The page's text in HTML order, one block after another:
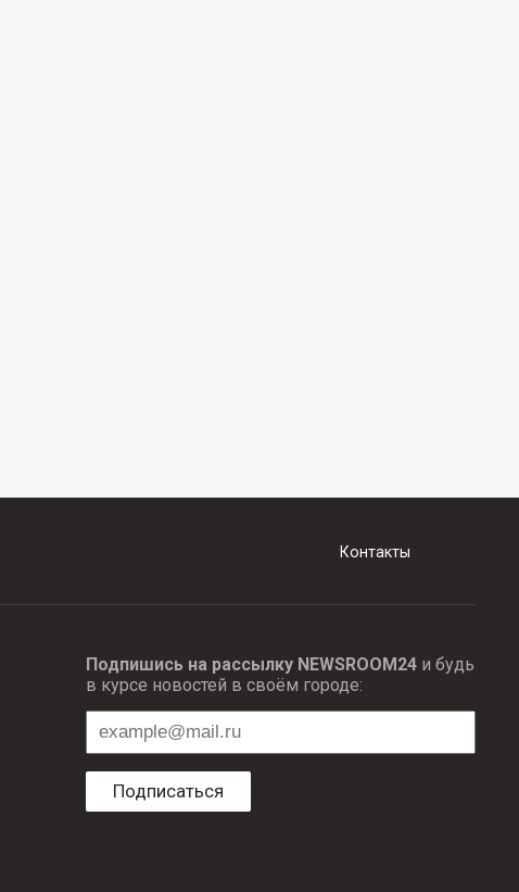
Контакты
Подпишись на рассылку NEWSROOM24и будь
в курсе новостей в своём городе:
Подписаться